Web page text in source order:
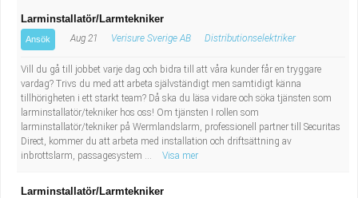
Larminstallatör/Larmtekniker
Ansök Aug 21 Verisure Sverige AB Distributionselektriker
Vill du gå till jobbet varje dag och bidra till att våra kunder får en tryggare
vardag? Trivs du med att arbeta självständigt men samtidigt känna
tillhörigheten i ett starkt team? Då ska du läsa vidare och söka tjänsten som
larminstallatör/tekniker hos oss! Om tjänsten I rollen som
larminstallatör/tekniker på Wermlandslarm, professionell partner till Securitas
Direct, kommer du att arbeta med installation och driftsättning av
inbrottslarm, passagesystem ...
Visa mer
Larminstallatör/Larmtekniker